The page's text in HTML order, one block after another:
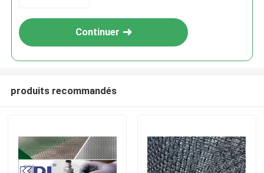
Continuer
produits recommandés